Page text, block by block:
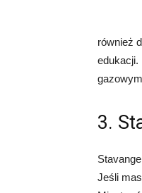
również
edukacji.
3.
Jeśli